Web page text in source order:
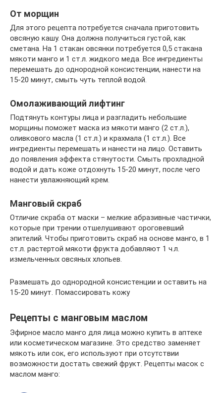
От морщин
Для этого рецепта потребуется сначала приготовить
овсяную кашу. Она должна получиться густой, как
сметана. На 1 стакан овсянки потребуется 0,5 стакана
мякоти манго и 1 ст.л. жидкого меда. Все ингредиенты
перемешать до однородной консистенции, нанести на
15-20 минут, смыть чуть теплой водой.
Омолаживающий лифтинг
Подтянуть контуры лица и разгладить небольшие
морщины поможет маска из мякоти манго (2 ст.л.),
оливкового масла (1 ст.л.) и крахмала (1 ст.л.). Все
ингредиенты перемешать и нанести на лицо. Оставить
до появления эффекта стянутости. Смыть прохладной
водой и дать коже отдохнуть 15-20 минут, после чего
нанести увлажняющий крем.
Манговый скраб
Отличие скраба от маски – мелкие абразивные частички,
которые при трении отшелушивают ороговевший
эпителий. Чтобы приготовить скраб на основе манго, в 1
ст.л. растертой мякоти фрукта добавляют 1 ч.л.
измельченных овсяных хлопьев.
Размешать до однородной консистенции и оставить на
15-20 минут. Помассировать кожу
Рецепты с манговым маслом
Эфирное масло манго для лица можно купить в аптеке
или косметическом магазине. Это средство заменяет
мякоть или сок, его используют при отсутствии
возможности достать свежий фрукт. Рецепты масок с
маслом манго: